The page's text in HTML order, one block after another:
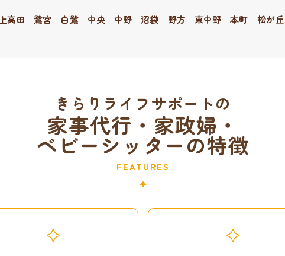
上高田 鷺宮 白鷺 中央 中野 沼袋 野方 東中野 本町 松が丘
きらりライフサポートの
家事代行・家政婦・
ベビーシッターの特徴
FEATURES